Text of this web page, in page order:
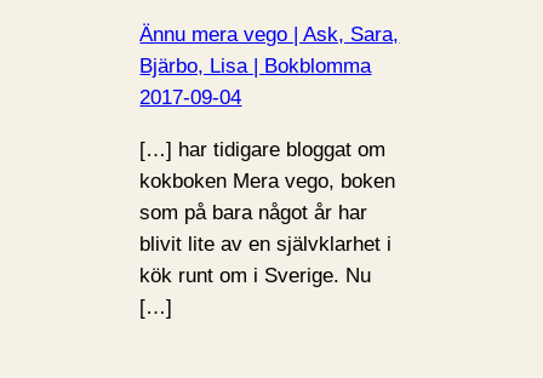
Ännu mera vego | Ask, Sara,
Bjärbo, Lisa | Bokblomma
2017-09-04
[…] har tidigare bloggat om
kokboken Mera vego, boken
som på bara något år har
blivit lite av en självklarhet i
kök runt om i Sverige. Nu
[…]